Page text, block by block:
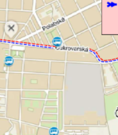
deaktivovány
nebo
aktivovány.
Analytické
cookies
Analytické
cookies nám
umožňují
měření